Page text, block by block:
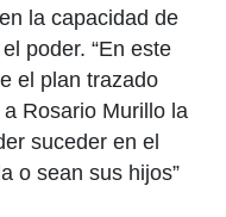
la capacidad de
poder. “En este
el plan trazado
Rosario Murillo la
suceder en el
o sean sus hijos”